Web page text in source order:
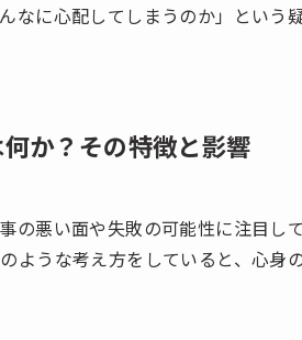
なに心配してしまうのか」という
か？その特徴と影響
の悪い面や失敗の可能性に注目し
ような考え方をしていると、心身